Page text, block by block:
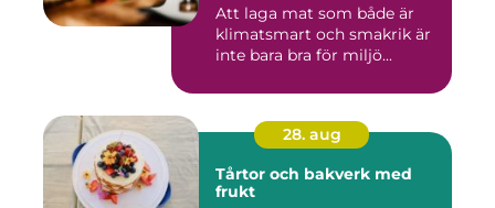
Att laga mat som både är
klimatsmart och smakrik är
inte bara bra för miljö...
28. aug
Tårtor och bakverk med
frukt